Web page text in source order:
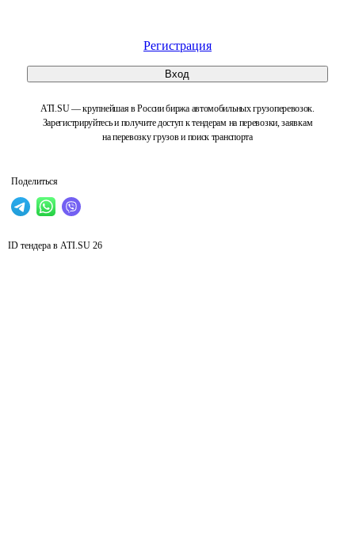
Регистрация
Вход
ATI.SU — крупнейшая в России биржа автомобильных грузоперевозок.
Зарегистрируйтесь и получите доступ к тендерам на перевозки, заявкам
на перевозку грузов и поиск транспорта
Поделиться
ID тендера в ATI.SU 26